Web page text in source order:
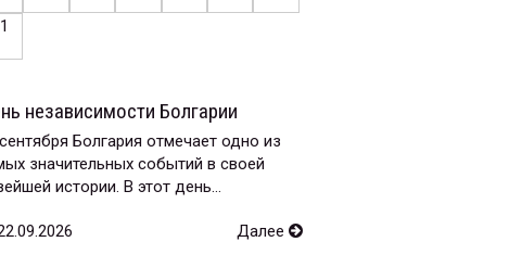
независимости Болгарии
Болгария отмечает одно из
значительных событий в своей
истории. В этот день...
Далее